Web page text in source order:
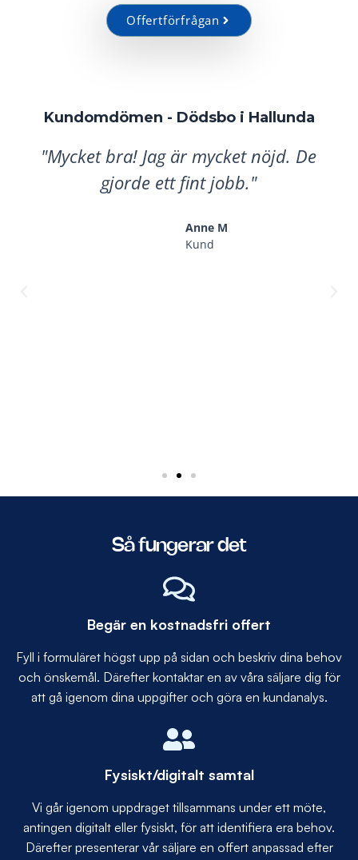
Offertförfrågan
Kundomdömen - Dödsbo i Hallunda
"Mycket bra! Jag är mycket nöjd. De
gjorde ett fint jobb."
Anne M
Kund
Så fungerar det
Begär en kostnadsfri offert
Fyll i formuläret högst upp på sidan och beskriv dina behov
och önskemål. Därefter kontaktar en av våra säljare dig för
att gå igenom dina uppgifter och göra en kundanalys.
Fysiskt/digitalt samtal
Vi går igenom uppdraget tillsammans under ett möte,
antingen digitalt eller fysiskt, för att identifiera era behov.
Därefter presenterar vår säljare en offert anpassad efter